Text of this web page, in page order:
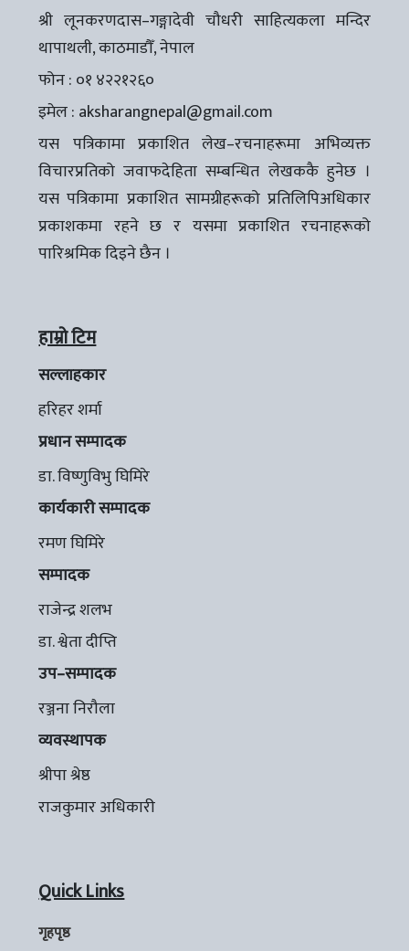
श्री लूनकरणदास–गङ्गादेवी चौधरी साहित्यकला मन्दिर
थापाथली, काठमाडौँ, नेपाल
फोन : ०१ ४२२१२६०
इमेल : aksharangnepal@gmail.com
यस पत्रिकामा प्रकाशित लेख–रचनाहरूमा अभिव्यक्त
विचारप्रतिको जवाफदेहिता सम्बन्धित लेखककै हुनेछ ।
यस पत्रिकामा प्रकाशित सामग्रीहरूको प्रतिलिपिअधिकार
प्रकाशकमा रहने छ र यसमा प्रकाशित रचनाहरूको
पारिश्रमिक दिइने छैन ।
हाम्रो टिम
सल्लाहकार
हरिहर शर्मा
प्रधान सम्पादक
डा. विष्णुविभु घिमिरे
कार्यकारी सम्पादक
रमण घिमिरे
सम्पादक
राजेन्द्र शलभ
डा. श्वेता दीप्ति
उप–सम्पादक
रञ्जना निरौला
व्यवस्थापक
श्रीपा श्रेष्ठ
राजकुमार अधिकारी
Quick Links
गृहपृष्ठ